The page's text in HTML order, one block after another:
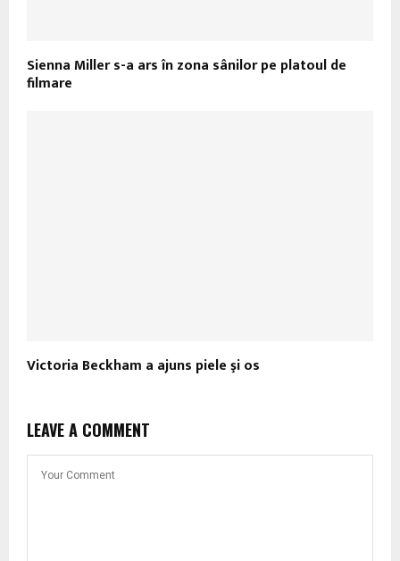
Sienna Miller s-a ars în zona sânilor pe platoul de
filmare
Victoria Beckham a ajuns piele şi os
LEAVE A COMMENT